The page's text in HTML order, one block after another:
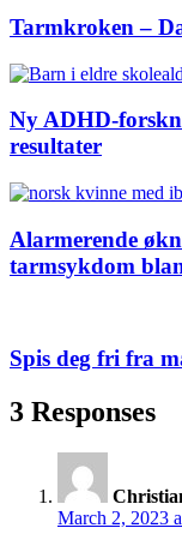
Tarmkroken –
Ny ADHD-
resultater
Alarmerende
tarmsykdom
Spis deg fri fra
3 Responses
March 2, 2023